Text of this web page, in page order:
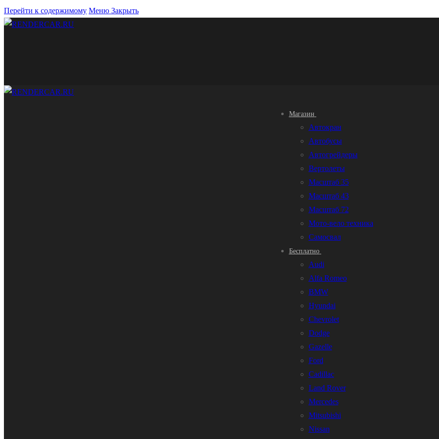
Перейти к содержимому Меню Закрыть
Магазин
Автокран
Автобусы
Автогрейдеры
Вертолеты
Масштаб 35
Масштаб 43
Масштаб 72
Мото-вело техника
Самосвал
Бесплатно
Audi
Alfa Romeo
BMW
Hyundai
Chevrolet
Dodge
Gazelle
Ford
Cadillac
Land Rover
Mercedes
Mitsubishi
Nissan